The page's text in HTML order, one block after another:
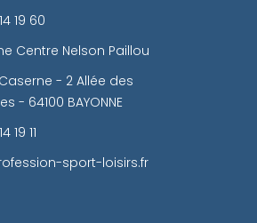
19 60
Centre Nelson Paillou
- 2 Allée des
- 64100 BAYONNE
19 11
sport-loisirs.fr